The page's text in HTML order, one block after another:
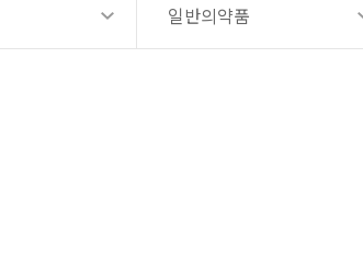
일반의약품